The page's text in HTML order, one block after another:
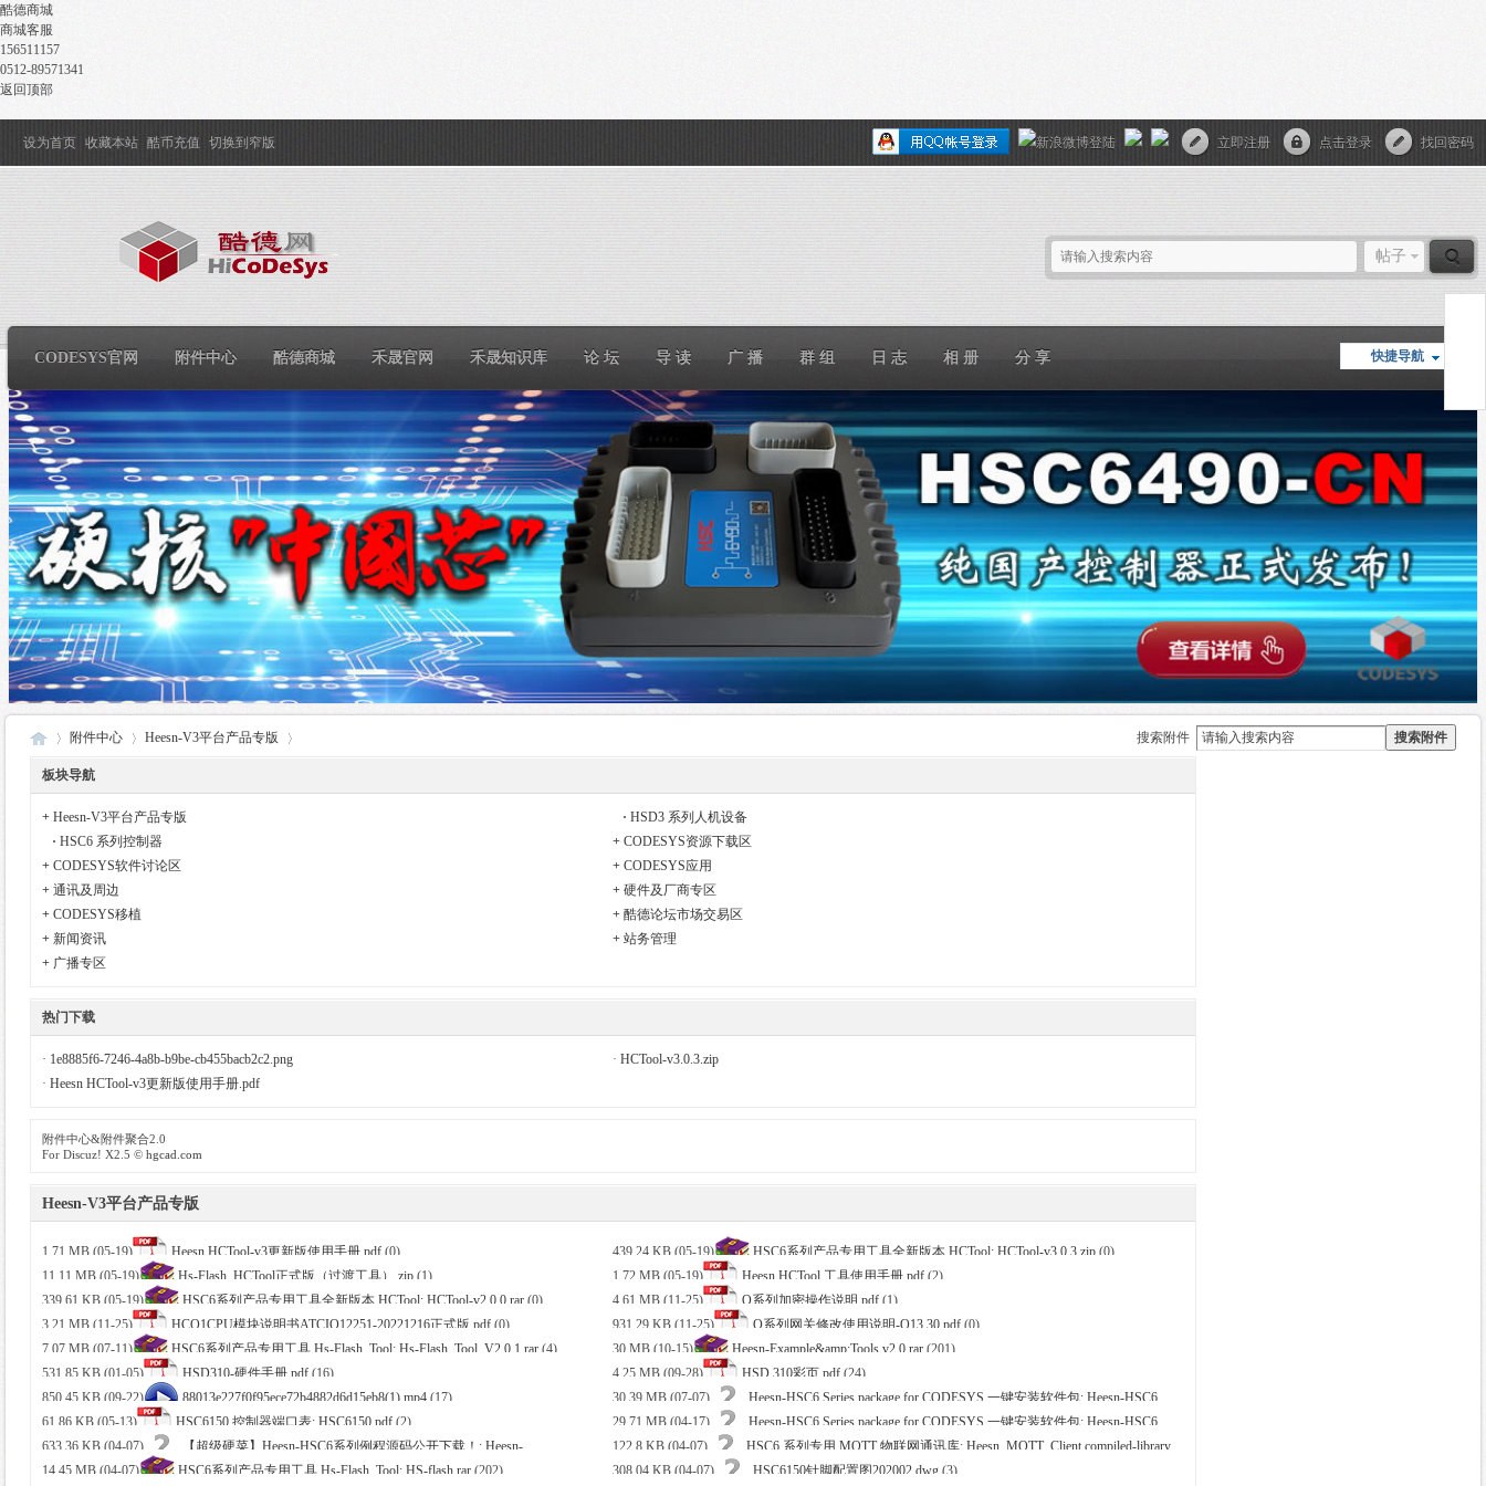
酷德商城
商城客服
156511157
0512-89571341
返回顶部
设为首页 收藏本站 酷币充值 切换到窄版 立即注册 点击登录 找回密码
帖子
快捷导航
CODESYS官网 附件中心 酷德商城 禾晟官网 禾晟知识库 论 坛 导 读 广 播 群 组 日 志 相 册 分 享
搜索附件 搜索附件
附件中心
›
Heesn-V3平台产品专版
板块导航
+ Heesn-V3平台产品专版 · HSD3 系列人机设备
· HSC6 系列控制器 + CODESYS资源下载区
+ CODESYS软件讨论区 + CODESYS应用
+ 通讯及周边 + 硬件及厂商专区
+ CODESYS移植 + 酷德论坛市场交易区
+ 新闻资讯 + 站务管理
+ 广播专区
热门下载
· 1e8885f6-7246-4a8b-b9be-cb455bacb2c2.png ·HCTool-v3.0.3.zip
· Heesn HCTool-v3更新版使用手册.pdf
附件中心&附件聚合2.0
For Discuz! X2.5 © hgcad.com
Heesn-V3平台产品专版
1.71 MB (05-19) Heesn HCTool-v3更新版使用手册.pdf(0) 439.24 KB (05-19) HSC6系列产品专用工具全新版本 HCTool: HCTool-v3.0.3.zip (0)
11.11 MB (05-19)
Hs-Flash_HCTool正式版（过渡工具）.zip(1) 1.72 MB (05-19) Heesn HCTool 工具使用手册.pdf (2)
339.61 KB (05-19)
HSC6系列产品专用工具全新版本 HCTool: HCTool-v2.0.0.rar(0) 4.61 MB (11-25) Q系列加密操作说明.pdf (1)
3.21 MB (11-25)
HCQ1CPU模块说明书ATCIQ12251-20221216正式版.pdf(0) 931.29 KB (11-25) Q系列网关修改使用说明-Q13.30.pdf (0)
7.07 MB (07-11)
HSC6系列产品专用工具 Hs-Flash_Tool: Hs-Flash_Tool_V2.0.1.rar(4) 30 MB (10-15) Heesn-Example&amp;Tools v2.0.rar (201)
531.85 KB (01-05)
HSD310-硬件手册.pdf(16) 4.25 MB (09-28) HSD 310彩页.pdf (24)
850.45 KB (09-22)
88013e227f0f95ece72b4882d6d15eb8(1).mp4(17) 30.39 MB (07-07)
Heesn-HSC6 Series.package for CODESYS 一键安装软件包: Heesn-HSC6
Series.package(219)
61.86 KB (05-13) HSC6150 控制器端口表: HSC6150.pdf(2) 29.71 MB (04-17)
Heesn-HSC6 Series.package for CODESYS 一键安装软件包: Heesn-HSC6
Series.package(374)
633.36 KB (04-07)
【超级硬菜】Heesn-HSC6系列例程源码公开下载！: Heesn-
HSC6150_Example.project(310)
122.8 KB (04-07)
HSC6 系列专用 MQTT 物联网通讯库: Heesn_MQTT_Client.compiled-library
(52)
14.45 MB (04-07) HSC6系列产品专用工具 Hs-Flash_Tool: HS-flash.rar(202) 308.04 KB (04-07) HSC6150针脚配置图202002.dwg (3)